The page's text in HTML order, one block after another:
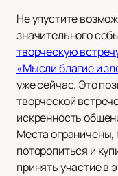
Не упустите
значительного
творческую
«Мысли благие и
уже сейчас. Это
творческой
искренность
Места
поторопиться и
принять участие в